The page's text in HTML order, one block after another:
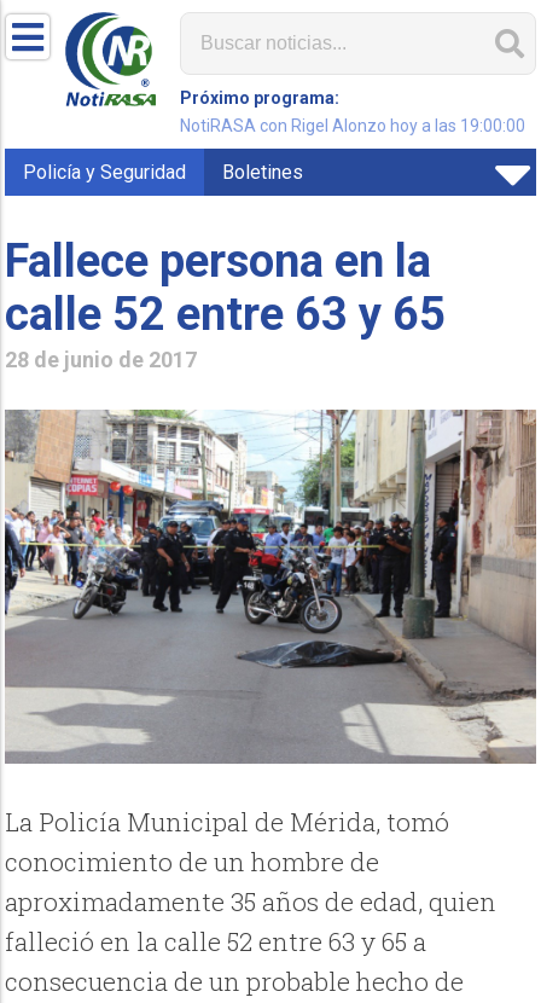
Próximo programa:
NotiRASA con Rigel Alonzo hoy a las 19:00:00
Policía y Seguridad Boletines
Fallece persona en la
calle 52 entre 63 y 65
28 de junio de 2017
La Policía Municipal de Mérida, tomó
conocimiento de un hombre de
aproximadamente 35 años de edad, quien
falleció en la calle 52 entre 63 y 65 a
consecuencia de un probable hecho de